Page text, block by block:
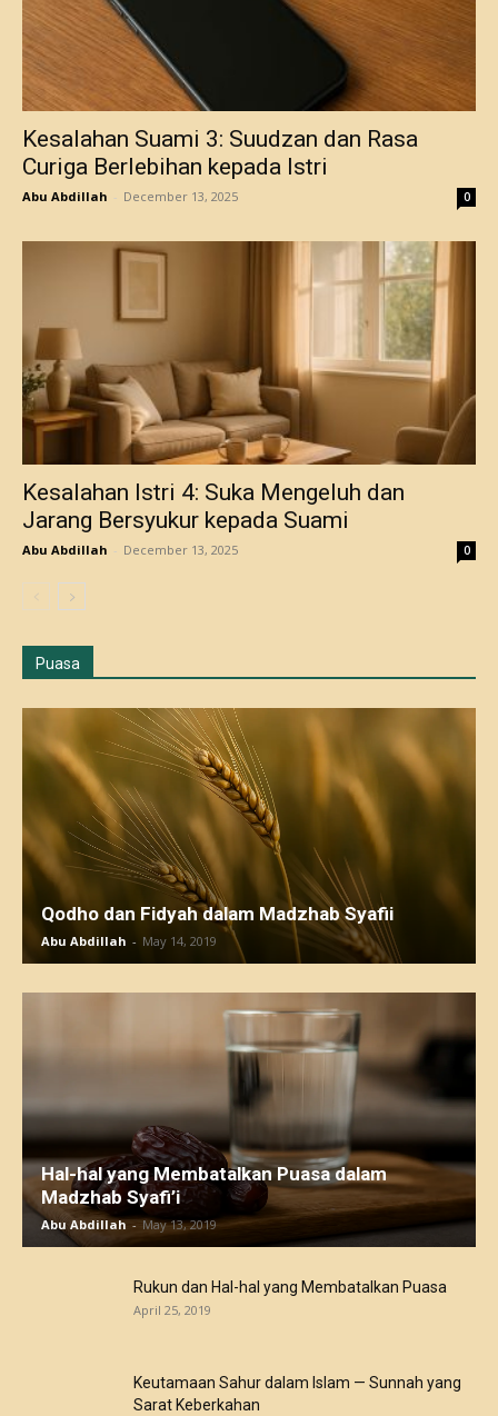
Kesalahan Suami 3: Suudzan dan Rasa
Curiga Berlebihan kepada Istri
Abu Abdillah - December 13, 2025 0
Kesalahan Istri 4: Suka Mengeluh dan
Jarang Bersyukur kepada Suami
Abu Abdillah - December 13, 2025 0
Puasa
Qodho dan Fidyah dalam Madzhab Syafii
Abu Abdillah - May 14, 2019
Hal-hal yang Membatalkan Puasa dalam
Madzhab Syafi’i
Abu Abdillah - May 13, 2019
Rukun dan Hal-hal yang Membatalkan Puasa
April 25, 2019
Keutamaan Sahur dalam Islam — Sunnah yang
Sarat Keberkahan